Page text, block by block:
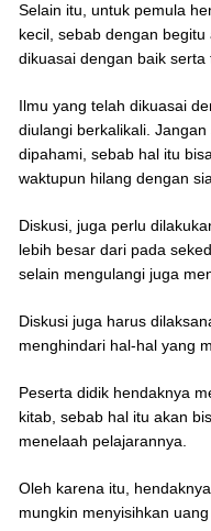
Selain itu, untuk pemula
kecil, sebab dengan
dikuasai dengan baik
Ilmu yang telah dikuasai
diulangi berkalikali.
dipahami, sebab hal itu
waktupun hilang dengan
Diskusi, juga perlu
lebih besar dari pada
selain mengulangi juga
Diskusi juga harus
menghindari hal-hal yang
Peserta didik hendaknya
kitab, sebab hal itu akan
menelaah pelajarannya.
Oleh karena itu,
mungkin menyisihkan